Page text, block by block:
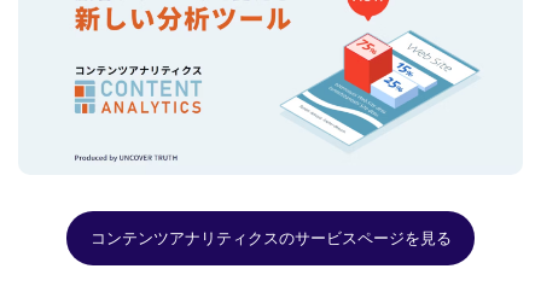
コンテンツアナリティクスのサービスページを見る